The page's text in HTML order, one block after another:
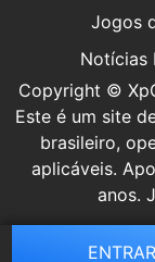
Jogos
Notícias
Copyright ©
Este é um site
brasileiro,
aplicáveis.
anos.
ENTRAR